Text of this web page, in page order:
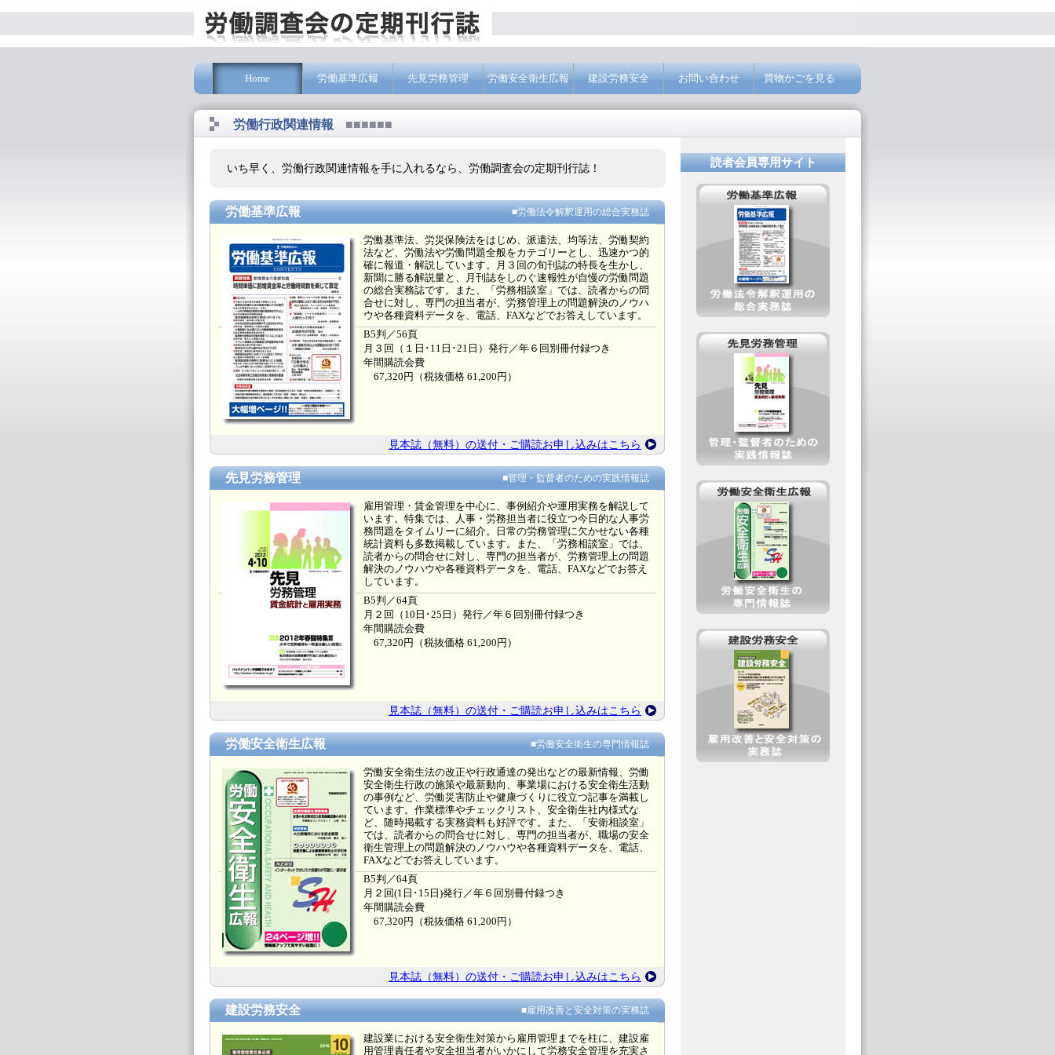
Home 労働基準広報 先見労務管理 労働安全衛生広報 建設労務安全 お問い合わせ 買物かごを見る
労働行政関連情報 ■■■■■■
いち早く、労働行政関連情報を手に入れるなら、労働調査会の定期刊行誌！
労働基準広報 ■労働法令解釈運用の総合実務誌
労働基準法、労災保険法をはじめ、派遣法、均等法、労働契約
法など、労働法や労働問題全般をカテゴリーとし、迅速かつ的
確に報道・解説しています。月３回の旬刊誌の特長を生かし、
新聞に勝る解説量と、月刊誌をしのぐ速報性が自慢の労働問題
の総合実務誌です。また、「労務相談室」では、読者からの問
合せに対し、専門の担当者が、労務管理上の問題解決のノウハ
ウや各種資料データを、電話、FAXなどでお答えしています。
B5判／56頁
月３回（１日･11日･21日）発行／年６回別冊付録つき
年間購読会費
67,320円（税抜価格 61,200円）
見本誌（無料）の送付・ご購読お申し込みはこちら
先見労務管理 ■管理・監督者のための実践情報誌
雇用管理・賃金管理を中心に、事例紹介や運用実務を解説して
います。特集では、人事・労務担当者に役立つ今日的な人事労
務問題をタイムリーに紹介。日常の労務管理に欠かせない各種
統計資料も多数掲載しています。また、「労務相談室」では、
読者からの問合せに対し、専門の担当者が、労務管理上の問題
解決のノウハウや各種資料データを、電話、FAXなどでお答え
しています。
B5判／64頁
月２回（10日･25日）発行／年６回別冊付録つき
年間購読会費
67,320円（税抜価格 61,200円）
見本誌（無料）の送付・ご購読お申し込みはこちら
労働安全衛生広報 ■労働安全衛生の専門情報誌
労働安全衛生法の改正や行政通達の発出などの最新情報、労働
安全衛生行政の施策や最新動向、事業場における安全衛生活動
の事例など、労働災害防止や健康づくりに役立つ記事を満載し
ています。作業標準やチェックリスト、安全衛生社内様式な
ど、随時掲載する実務資料も好評です。また、「安衛相談室」
では、読者からの問合せに対し、専門の担当者が、職場の安全
衛生管理上の問題解決のノウハウや各種資料データを、電話、
FAXなどでお答えしています。
B5判／64頁
月２回(1日･15日)発行／年６回別冊付録つき
年間購読会費
67,320円（税抜価格 61,200円）
見本誌（無料）の送付・ご購読お申し込みはこちら
建設労務安全 ■雇用改善と安全対策の実務誌
建設業における安全衛生対策から雇用管理までを柱に、建設雇
用管理責任者や安全担当者がいかにして労務安全管理を充実さ
読者会員専用サイト